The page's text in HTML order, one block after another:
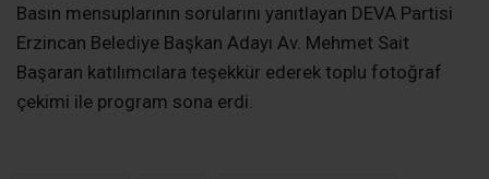
Basın mensuplarının sorularını yanıtlayan DEVA Partisi
Erzincan Belediye Başkan Adayı Av. Mehmet Sait
Başaran katılımcılara teşekkür ederek toplu fotoğraf
çekimi ile program sona erdi.